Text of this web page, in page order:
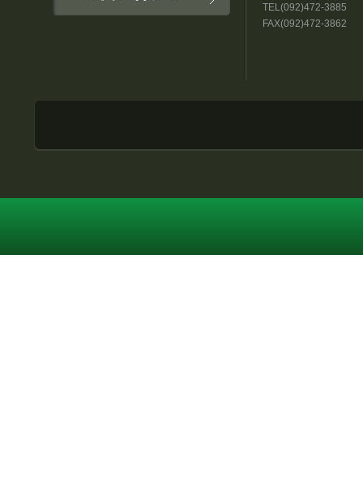
TEL(092)472-3885
FAX(092)472-3862